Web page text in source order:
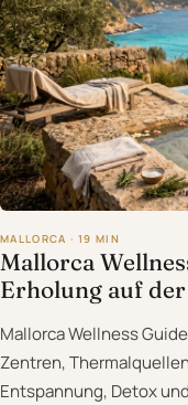
MALLORCA · 19 MIN
Mallorca
Erholung auf
Mallorca Wellness
Zentren,
Entspannung, Detox